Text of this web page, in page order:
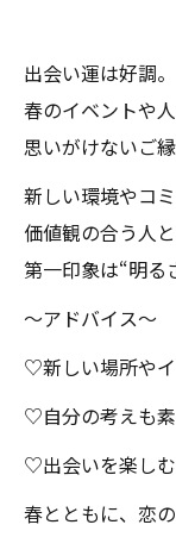
出会い運は好調。
春のイベントや
思いがけないご
新しい環境やコ
価値観の合う人
第一印象は“明る
〜アドバイス〜
♡新しい場所やイ
♡自分の考えも素
♡出会いを楽しむ
春とともに、恋